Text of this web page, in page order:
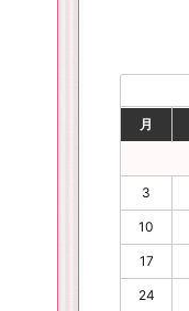
月
3
10
17
24